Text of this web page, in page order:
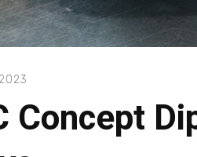
Concept